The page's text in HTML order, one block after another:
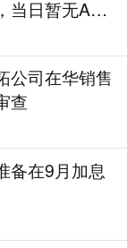
当日暂无A股
表）
公司在华销售
查
备在9月加息